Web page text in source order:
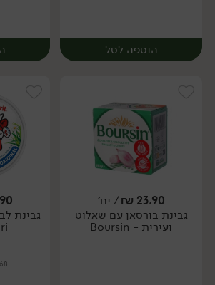
הוספה לסל
יח׳
23.90
₪/ יח׳
גבינת בורסאן עם שאלוט
ועירית - Boursin
11.68